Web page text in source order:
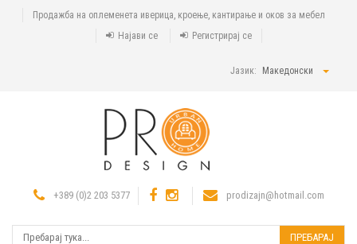
Продажба на оплеменета иверица, кроење, кантирање и оков за мебел
Најави се
Регистрирај се
Јазик: Македонски
+389 (0)2 203 5377 prodizajn@hotmail.com
ПРЕБАРАЈ